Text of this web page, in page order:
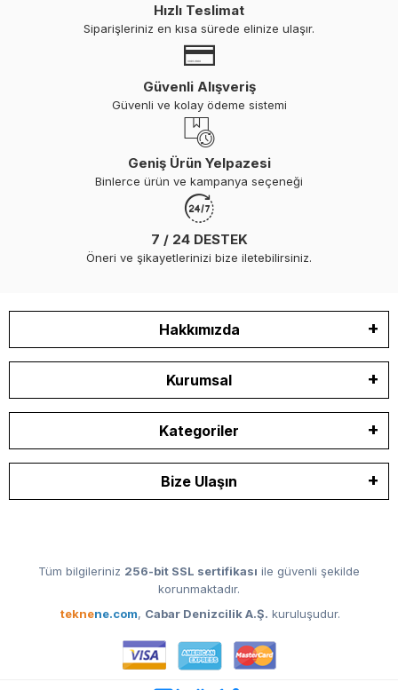
Hızlı Teslimat
Siparişleriniz en kısa sürede elinize ulaşır.
Güvenli Alışveriş
Güvenli ve kolay ödeme sistemi
Geniş Ürün Yelpazesi
Binlerce ürün ve kampanya seçeneği
7 / 24 DESTEK
Öneri ve şikayetlerinizi bize iletebilirsiniz.
Hakkımızda
Kurumsal
Kategoriler
Bize Ulaşın
Tüm bilgileriniz 256-bit SSL sertifikası ile güvenli şekilde
korunmaktadır.
teknene.com, Cabar Denizcilik A.Ş. kuruluşudur.